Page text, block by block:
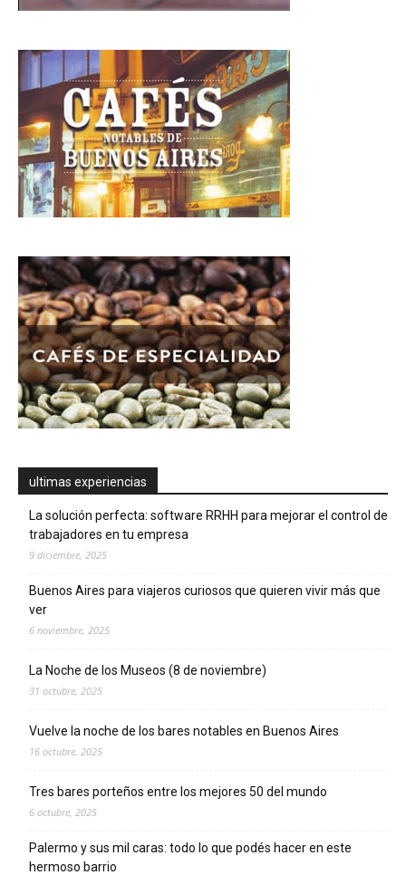
ultimas experiencias
La solución perfecta: software RRHH para mejorar el control de
trabajadores en tu empresa
9 diciembre, 2025
Buenos Aires para viajeros curiosos que quieren vivir más que
ver
6 noviembre, 2025
La Noche de los Museos (8 de noviembre)
31 octubre, 2025
Vuelve la noche de los bares notables en Buenos Aires
16 octubre, 2025
Tres bares porteños entre los mejores 50 del mundo
6 octubre, 2025
Palermo y sus mil caras: todo lo que podés hacer en este
hermoso barrio